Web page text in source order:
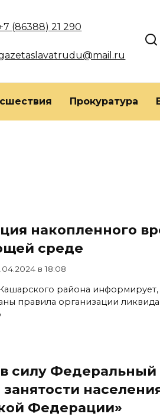
(86388) 21 290
Прокуратура
накопленного
среде
в 18:08
района информирует,
правила организации
силу Федеральный
Федерации»